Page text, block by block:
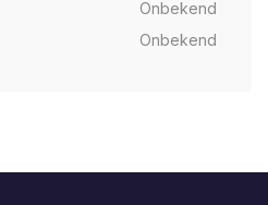
Onbekend
Onbekend